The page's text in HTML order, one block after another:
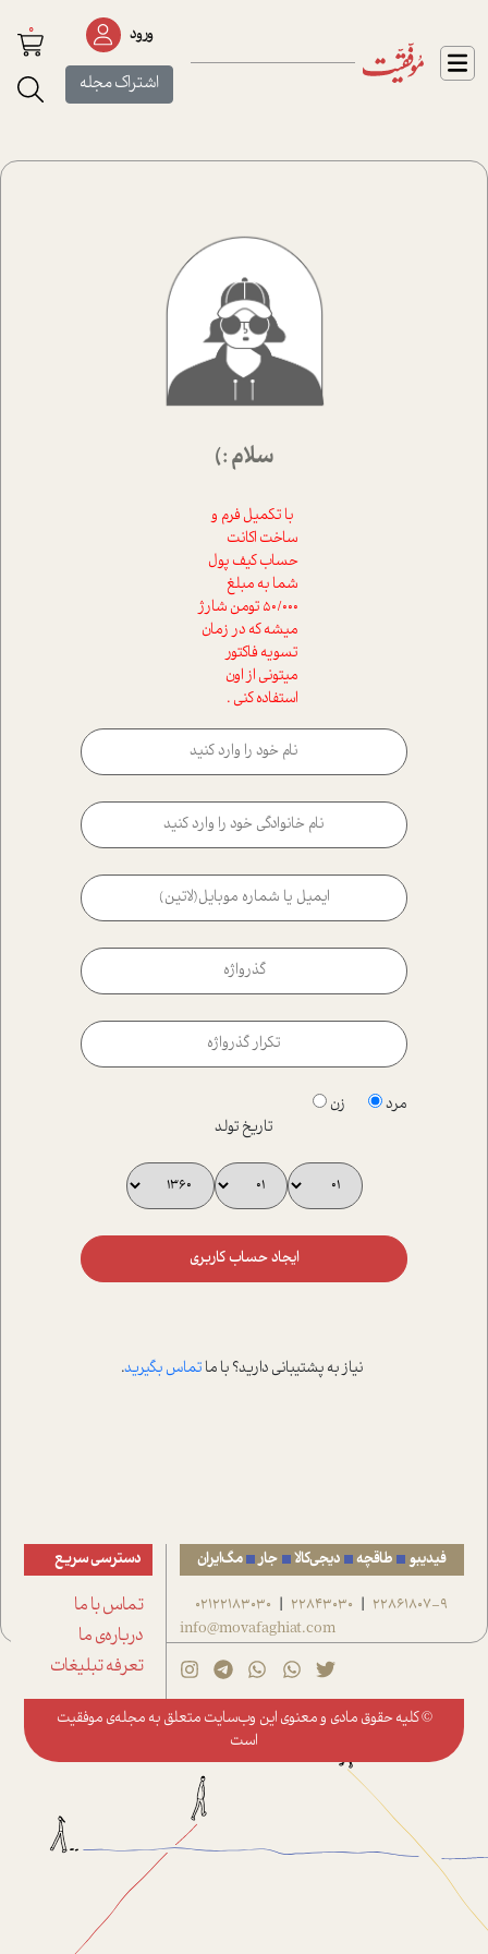
ورود
اشتراک مجله
0
سلام :)
با تکمیل فرم و
ساخت اکانت
حساب کیف پول
شما به مبلغ
50/000 تومن شارژ
میشه که در زمان
تسویه فاکتور
میتونی از اون
استفاده کنی .
مرد
زن
تاریخ تولد
ایجاد حساب کاربری
نیاز به پشتیبانی دارید؟ با ماتماس بگیرید.
فیدیبو طاقچه دیجی‌کالا جار مگ‌ایران
22861807-9
|
22843030
|
02122183030
info@movafaghiat.com
دسترسی سریع
تماس با ما
درباره‌ی ما
تعرفه تبلیغات
© کلیه حقوق مادی و معنوی این وب‌سایت متعلق به مجله‌ی موفقیت
است